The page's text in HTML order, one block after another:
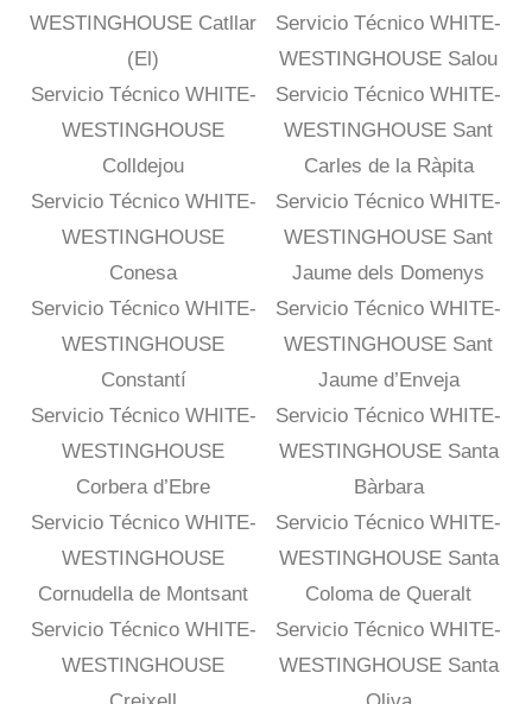
WESTINGHOUSE Catllar
(El)
Servicio Técnico WHITE-
WESTINGHOUSE
Colldejou
Servicio Técnico WHITE-
WESTINGHOUSE
Conesa
Servicio Técnico WHITE-
WESTINGHOUSE
Constantí
Servicio Técnico WHITE-
WESTINGHOUSE
Corbera d’Ebre
Servicio Técnico WHITE-
WESTINGHOUSE
Cornudella de Montsant
Servicio Técnico WHITE-
WESTINGHOUSE
Servicio Técnico WHITE-
WESTINGHOUSE Salou
Servicio Técnico WHITE-
WESTINGHOUSE Sant
Carles de la Ràpita
Servicio Técnico WHITE-
WESTINGHOUSE Sant
Jaume dels Domenys
Servicio Técnico WHITE-
WESTINGHOUSE Sant
Jaume d’Enveja
Servicio Técnico WHITE-
WESTINGHOUSE Santa
Bàrbara
Servicio Técnico WHITE-
WESTINGHOUSE Santa
Coloma de Queralt
Servicio Técnico WHITE-
WESTINGHOUSE Santa